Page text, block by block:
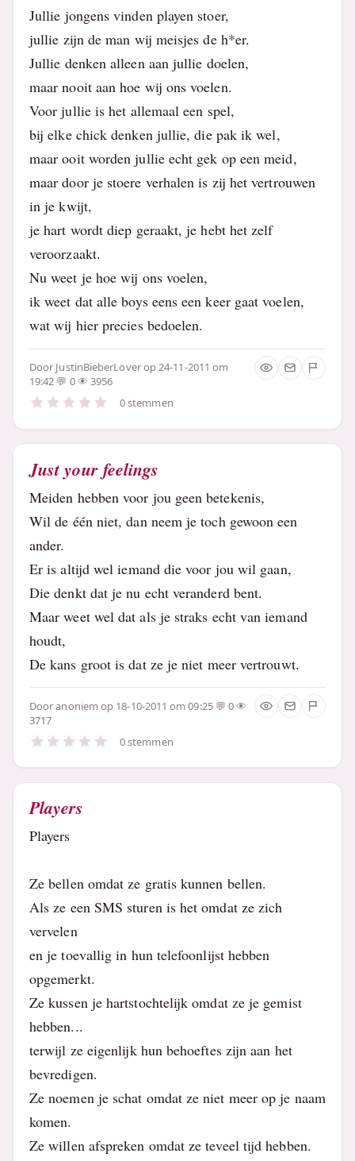
Jullie jongens vinden playen stoer,
jullie zijn de man wij meisjes de h*er.
Jullie denken alleen aan jullie doelen,
maar nooit aan hoe wij ons voelen.
Voor jullie is het allemaal een spel,
bij elke chick denken jullie, die pak ik wel,
maar ooit worden jullie echt gek op een meid,
maar door je stoere verhalen is zij het vertrouwen
in je kwijt,
je hart wordt diep geraakt, je hebt het zelf
veroorzaakt.
Nu weet je hoe wij ons voelen,
ik weet dat alle boys eens een keer gaat voelen,
wat wij hier precies bedoelen.
Door JustinBieberLoverop 24-11-2011 om
19:42
0
3956
0 stemmen
Just your feelings
Meiden hebben voor jou geen betekenis,
Wil de één niet, dan neem je toch gewoon een
ander.
Er is altijd wel iemand die voor jou wil gaan,
Die denkt dat je nu echt veranderd bent.
Maar weet wel dat als je straks echt van iemand
houdt,
De kans groot is dat ze je niet meer vertrouwt.
Dooranoniem op 18-10-2011 om 09:25
0
3717
0 stemmen
Players
Players
Ze bellen omdat ze gratis kunnen bellen.
Als ze een SMS sturen is het omdat ze zich
vervelen
en je toevallig in hun telefoonlijst hebben
opgemerkt.
Ze kussen je hartstochtelijk omdat ze je gemist
hebben...
terwijl ze eigenlijk hun behoeftes zijn aan het
bevredigen.
Ze noemen je schat omdat ze niet meer op je naam
komen.
Ze willen afspreken omdat ze teveel tijd hebben.